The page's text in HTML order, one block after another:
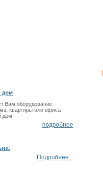
дом
Вам оборудование
квартиры или офиса
дом.
подробнее
Подробнее...